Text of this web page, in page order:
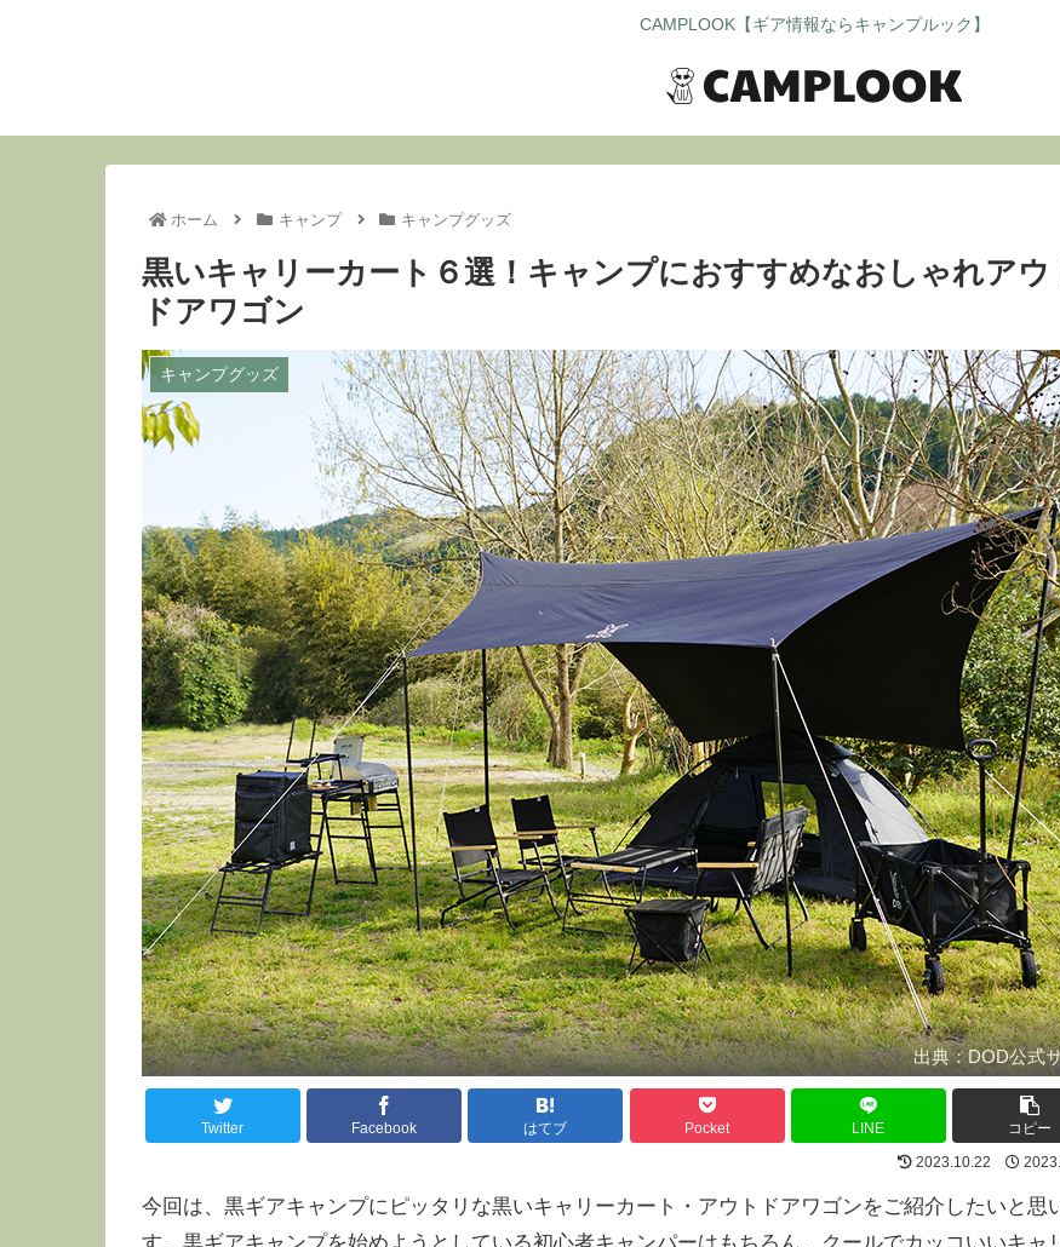
CAMPLOOK【ギア情報ならキャンプルック】
ホーム キャンプ キャンプグッズ
黒いキャリーカート６選！キャンプにおすすめなおしゃれアウ
ドアワゴン
キャンプグッズ
出典：DOD公式
Twitter Facebook はてブ Pocket LINE
コピー
2023.10.22
今回は、黒ギアキャンプにピッタリな黒いキャリーカート・アウトドアワゴンをご紹介したいと思